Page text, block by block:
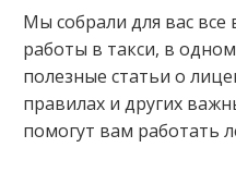
Мы собрали для вас
работы в такси, в
полезные статьи о
правилах и других
помогут вам работать